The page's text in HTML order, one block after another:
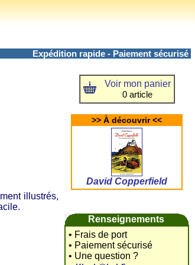
Expédition rapide - Paiement sécurisé
illustrés,
Voir mon panier
0 article
>> À découvrir <<
David Copperfield
Renseignements
• Frais de port
• Paiement sécurisé
• Une question ?